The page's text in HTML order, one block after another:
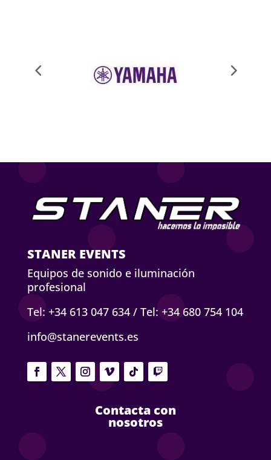
STANER EVENTS
Equipos de sonido e iluminación
profesional
Tel: +34 613 047 634/ Tel: +34 680 754 104
info@stanerevents.es
Contacta con
nosotros